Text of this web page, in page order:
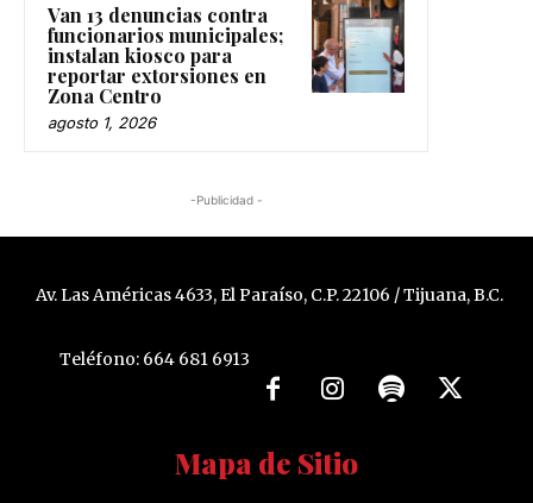
Van 13 denuncias contra
funcionarios municipales;
instalan kiosco para
reportar extorsiones en
Zona Centro
agosto 1, 2026
-Publicidad -
Av. Las Américas 4633, El Paraíso, C.P. 22106 / Tijuana, B.C.
Teléfono: 664 681 6913
Mapa de Sitio